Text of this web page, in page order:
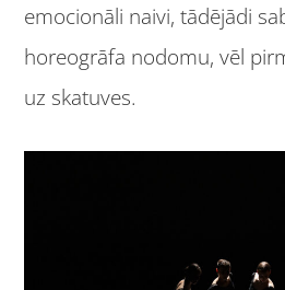
emocionāli naivi, tādējādi
horeogrāfa nodomu, vēl
uz skatuves.